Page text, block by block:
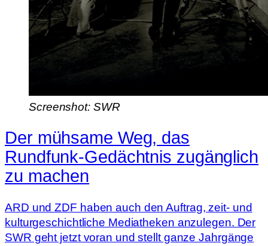
Screenshot: SWR
Der mühsame Weg, das
Rundfunk-Gedächtnis zugänglich
zu machen
ARD und ZDF haben auch den Auftrag, zeit- und
kulturgeschichtliche Mediatheken anzulegen. Der
SWR geht jetzt voran und stellt ganze Jahrgänge